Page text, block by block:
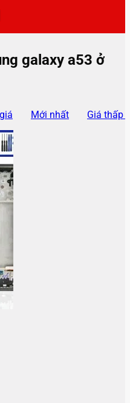
galaxy a53 ở
Mới nhất Giá thấp